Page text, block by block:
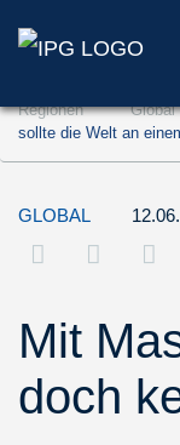
Zum
Zur Suche
Regionen Global
sollte die Welt an
GLOBAL
Mit
doch